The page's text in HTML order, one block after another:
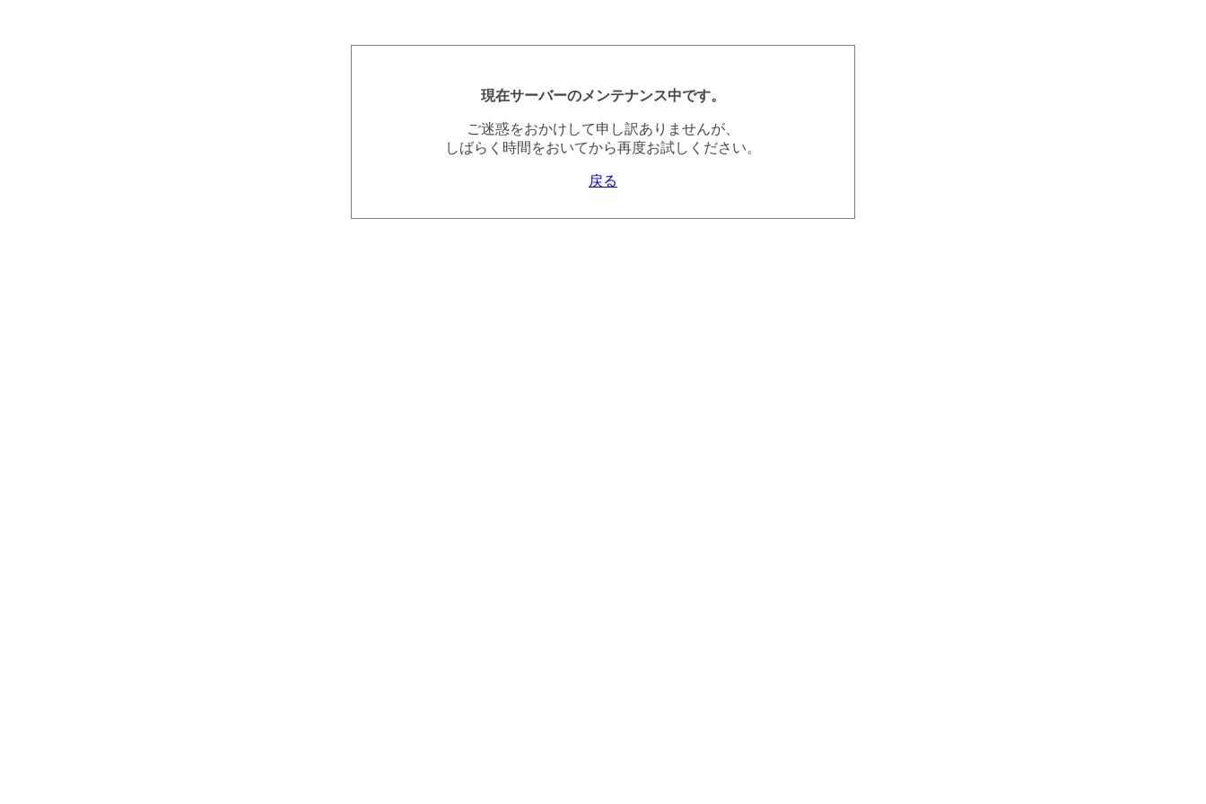
現在サーバーのメンテナンス中です。
ご迷惑をおかけして申し訳ありませんが、
しばらく時間をおいてから再度お試しください。
戻る